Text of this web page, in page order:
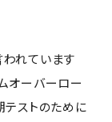
われています
オーバーロー
テストのために